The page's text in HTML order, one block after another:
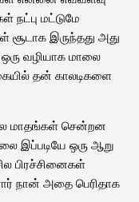
நட்பு மட்டுமே
சூடாக இருந்தது அது
வழியாக மாலை
தன் காலடிகளை
மாதங்கள் சென்றன
இப்படியே ஒரு ஆறு
பிரச்சினைகள்
நான் அதை பெரிதாக